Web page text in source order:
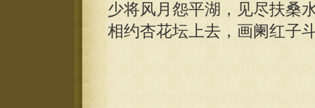
少将风月怨平湖，见尽扶桑
相约杏花坛上去，画阑红子